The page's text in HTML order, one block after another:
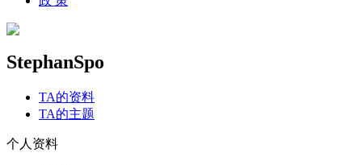
StephanSpo
TA的资料
TA的主题
个人资料